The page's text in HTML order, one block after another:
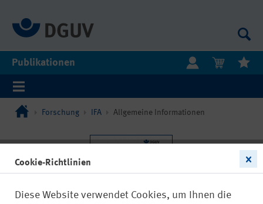
Publikationen
Forschung IFA Allgemeine Informationen
Cookie-Richtlinien
Diese Website verwendet Cookies, um Ihnen die